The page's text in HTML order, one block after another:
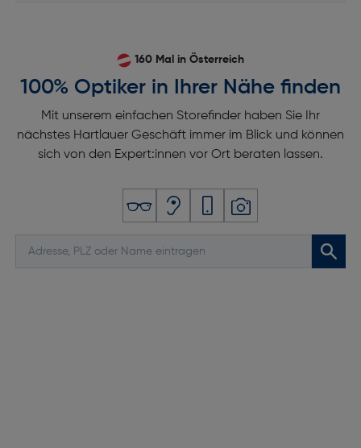
160 Mal in Österreich
100% Optiker in Ihrer Nähe finden
Mit unserem einfachen Storefinder haben Sie Ihr
nächstes Hartlauer Geschäft immer im Blick und können
sich von den Expert:innen vor Ort beraten lassen.